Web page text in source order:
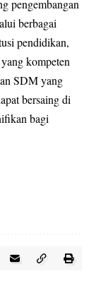
pengembangan
berbagai
pendidikan,
kompeten
SDM yang
bersaing di
bagi